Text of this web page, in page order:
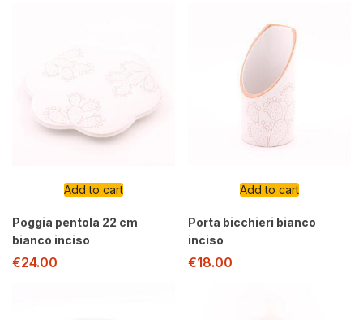
Add to cart
Poggia pentola 22 cm
bianco inciso
€24.00
Add to cart
Porta bicchieri bianco
inciso
€18.00